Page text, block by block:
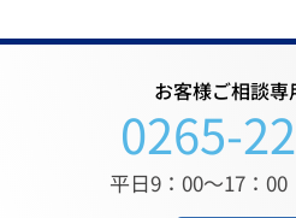
お客様ご相談
0265-
平日9：00〜17：00